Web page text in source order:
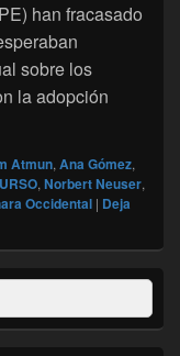
han fracasado
sobre los
la adopción
Parlamento
Atmun,Ana Gómez,
,Norbert Neuser,
Occidental | Deja